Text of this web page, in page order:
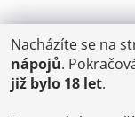
POŠTOVNÉ
ČR: od 95,-
SK: 350,-
Nacházíte se na
nápojů.
již bylo 18 let.